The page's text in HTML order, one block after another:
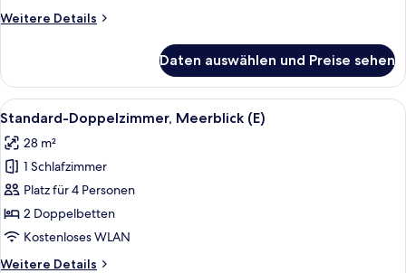
Weitere Details
Weitere
Meerseite
(L)
Daten auswählen und Preise sehen
Alle
Fotos
für
Standard-
Doppelzimmer,
Meerblick
(E)
Ein Hotelzimmer mit einem großen
5
Standard-Doppelzimmer, Meerblick (E)
28 m²
1 Schlafzimmer
Platz für 4 Personen
2 Doppelbetten
Kostenloses WLAN
Weitere Details
Weitere